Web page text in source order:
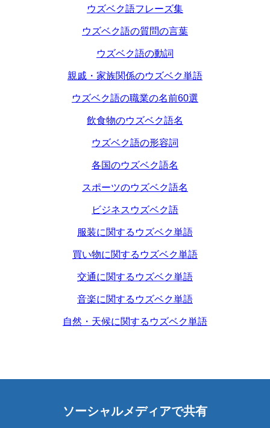
ウズベク語フレーズ集
ウズベク語の質問の言葉
ウズベク語の動詞
親戚・家族関係のウズベク単語
ウズベク語の職業の名前60選
飲食物のウズベク語名
ウズベク語の形容詞
各国のウズベク語名
スポーツのウズベク語名
ビジネスウズベク語
服装に関するウズベク単語
買い物に関するウズベク単語
交通に関するウズベク単語
音楽に関するウズベク単語
自然・天候に関するウズベク単語
ソーシャルメディアで共有